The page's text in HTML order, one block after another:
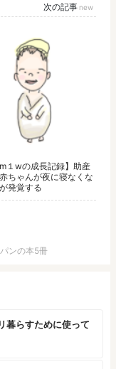
次の記事
m１wの成長記録】助産
ちゃんが夜に寝なくな
発覚する
ンの本5冊
暮らすために使って